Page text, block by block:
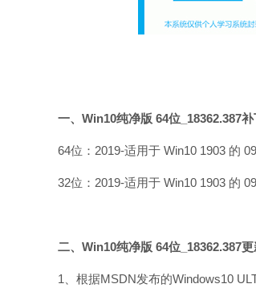
一、Win10纯净版 64位_18362.387补
64位：2019-适用于 Win10 1903 的
32位：2019-适用于 Win10 1903 的
二、Win10纯净版 64位_18362.387更
1、根据MSDN发布的Windows10